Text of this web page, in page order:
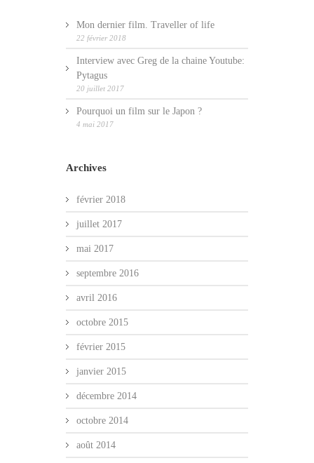
Mon dernier film. Traveller of life
22 février 2018
Interview avec Greg de la chaine Youtube:
Pytagus
20 juillet 2017
Pourquoi un film sur le Japon ?
4 mai 2017
Archives
février 2018
juillet 2017
mai 2017
septembre 2016
avril 2016
octobre 2015
février 2015
janvier 2015
décembre 2014
octobre 2014
août 2014